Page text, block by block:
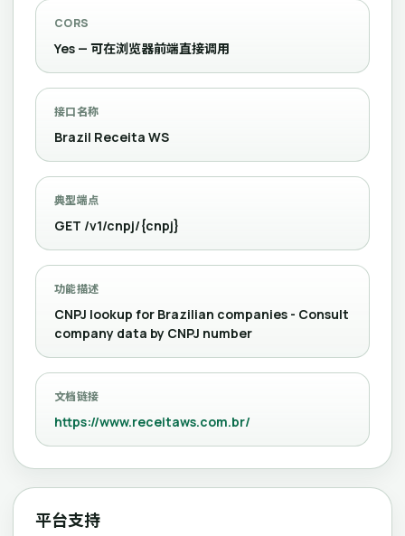
CORS
Yes — 可在浏览器前端直接调用
接口名称
Brazil Receita WS
典型端点
GET /v1/cnpj/{cnpj}
功能描述
CNPJ lookup for Brazilian companies - Consult
company data by CNPJ number
文档链接
https://www.receitaws.com.br/
平台支持